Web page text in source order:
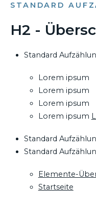
STANDARD
H2 -
Standard
Lorem ipsum
Lorem ipsum
Lorem ipsum
Lorem ipsum
Standard
Standard
Elemente-
Startseite